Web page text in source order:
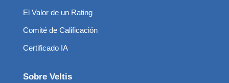
El Valor de un Rating
Comité de Calificación
Certificado IA
Sobre Veltis